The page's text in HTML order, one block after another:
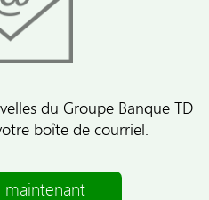
du Groupe Banque TD
boîte de courriel.
maintenant